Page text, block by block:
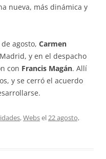
nueva, más dinámica y
agosto, Carmen
y en el despacho
con Francis Magán. Allí
y se cerró el acuerdo
,Websel22 agosto,